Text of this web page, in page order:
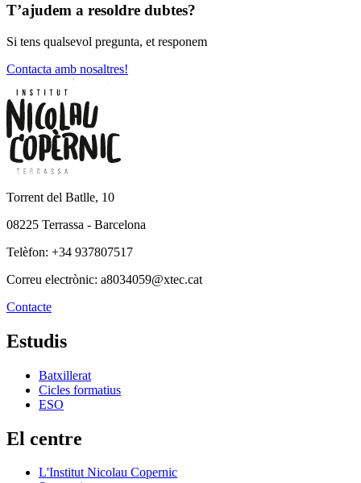
T’ajudem a resoldre dubtes?
Si tens qualsevol pregunta, et responem
Contacta amb nosaltres!
Torrent del Batlle, 10
08225 Terrassa - Barcelona
Telèfon: +34 937807517
Correu electrònic: a8034059@xtec.cat
Contacte
Estudis
Batxillerat
Cicles formatius
ESO
El centre
L'Institut Nicolau Copernic